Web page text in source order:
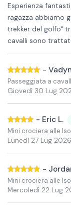
Esperienza
ragazza abbiamo
trekker del golfo"
cavalli sono
-
Passeggiata a
Giovedì 30 Lug
- Eric L.
Mini crociera alle
Lunedì 27 Lug 2026
-
Mini crociera alle
Mercoledì 22 Lug